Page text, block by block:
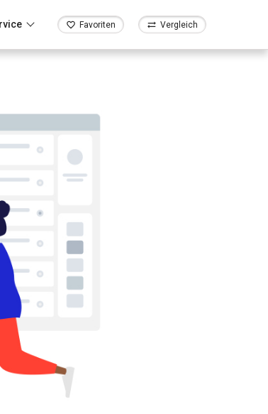
Favoriten Vergleich